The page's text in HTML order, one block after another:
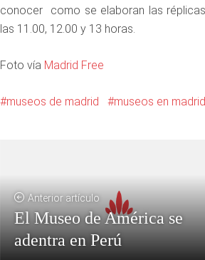
conocer como se elaboran las
las 11.00, 12.00 y 13 horas.
Foto vía Madrid Free
museos de madrid museos en madrid
Anterior artículo
El Museo de América se
adentra en Perú